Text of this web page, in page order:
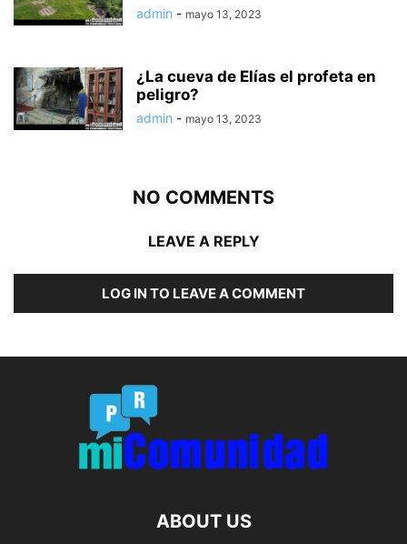
admin - mayo 13, 2023
¿La cueva de Elías el profeta en
peligro?
admin - mayo 13, 2023
NO COMMENTS
LEAVE A REPLY
LOG IN TO LEAVE A COMMENT
ABOUT US